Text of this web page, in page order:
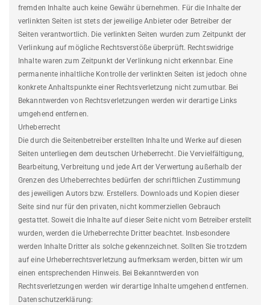
fremden Inhalte auch keine Gewähr übernehmen. Für die Inhalte der
verlinkten Seiten ist stets der jeweilige Anbieter oder Betreiber der
Seiten verantwortlich. Die verlinkten Seiten wurden zum Zeitpunkt der
Verlinkung auf mögliche Rechtsverstöße überprüft. Rechtswidrige
Inhalte waren zum Zeitpunkt der Verlinkung nicht erkennbar. Eine
permanente inhaltliche Kontrolle der verlinkten Seiten ist jedoch ohne
konkrete Anhaltspunkte einer Rechtsverletzung nicht zumutbar. Bei
Bekanntwerden von Rechtsverletzungen werden wir derartige Links
umgehend entfernen.
Urheberrecht
Die durch die Seitenbetreiber erstellten Inhalte und Werke auf diesen
Seiten unterliegen dem deutschen Urheberrecht. Die Vervielfältigung,
Bearbeitung, Verbreitung und jede Art der Verwertung außerhalb der
Grenzen des Urheberrechtes bedürfen der schriftlichen Zustimmung
des jeweiligen Autors bzw. Erstellers. Downloads und Kopien dieser
Seite sind nur für den privaten, nicht kommerziellen Gebrauch
gestattet. Soweit die Inhalte auf dieser Seite nicht vom Betreiber erstellt
wurden, werden die Urheberrechte Dritter beachtet. Insbesondere
werden Inhalte Dritter als solche gekennzeichnet. Sollten Sie trotzdem
auf eine Urheberrechtsverletzung aufmerksam werden, bitten wir um
einen entsprechenden Hinweis. Bei Bekanntwerden von
Rechtsverletzungen werden wir derartige Inhalte umgehend entfernen.
Datenschutzerklärung: